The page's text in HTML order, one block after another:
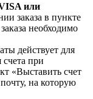
или
заказа в пункте
необходимо
действует для
при
«Выставить счет
на которую